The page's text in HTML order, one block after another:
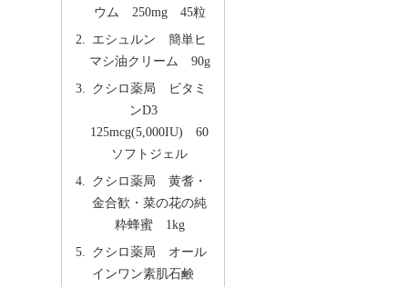
ウム 250mg 45粒
エシュルン 簡単ヒ
マシ油クリーム 90g
クシロ薬局 ビタミ
ンD3
125mcg(5,000IU) 60
ソフトジェル
クシロ薬局 黄耆・
金合歓・菜の花の純
粋蜂蜜 1kg
クシロ薬局 オール
インワン素肌石鹸